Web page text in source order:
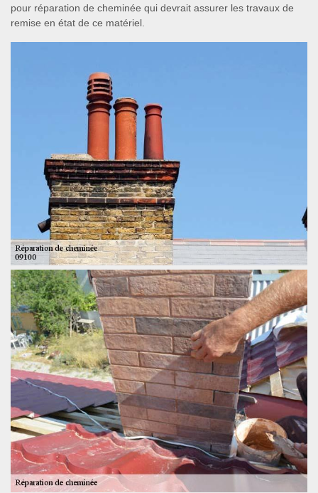
pour réparation de cheminée qui devrait assurer les travaux de
remise en état de ce matériel.